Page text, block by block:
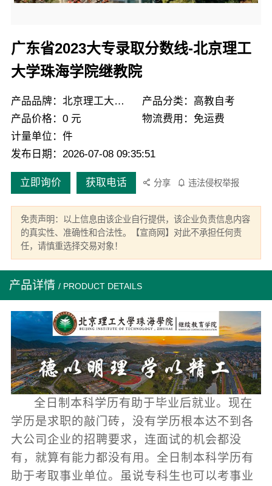
广东省2023大专录取分数线-北京理工
大学珠海学院继教院
产品品牌：北京理工大学珠海学院继续教育学院
产品分类：高教自考
产品价格：0 元
物流费用：免运费
计量单位：件
发布日期：2026-07-08 09:35:51
立即询价 获取电话 分享 违法侵权举报
免责声明：以上信息由该企业自行提供，该企业负责信息内容
的真实性、准确性和合法性。【宣商网】对此不承担任何责
任，请慎重选择交易对象！
产品详情 / PRODUCT DETAILS
全日制本科学历有助于毕业后就业。现在
学历是求职的敲门砖，没有学历根本达不到各
大公司企业的招聘要求，连面试的机会都没
有，就算有能力都没有用。全日制本科学历有
助于考取事业单位。虽说专科生也可以考事业